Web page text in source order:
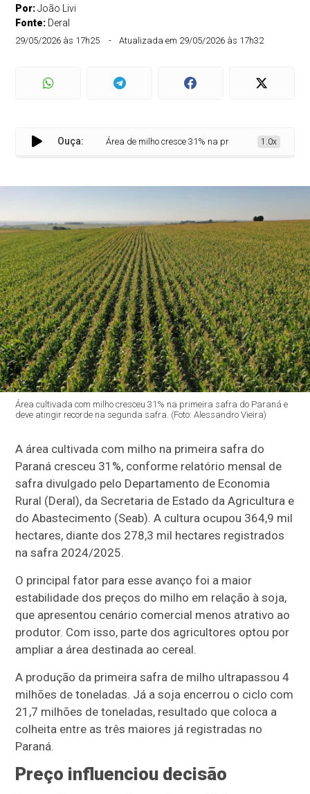
Por:João Livi
Fonte: Deral
29/05/2026 às 17h25 Atualizada em 29/05/2026 às 17h32
Ouça: Área de milho cresce 31% na primeira safra do Paraná
1.0x
Área cultivada com milho cresceu 31% na primeira safra do Paraná e
deve atingir recorde na segunda safra. (Foto: Alessandro Vieira)
A área cultivada com milho na primeira safra do
Paraná cresceu 31%, conforme relatório mensal de
safra divulgado pelo Departamento de Economia
Rural (Deral), da Secretaria de Estado da Agricultura e
do Abastecimento (Seab). A cultura ocupou 364,9 mil
hectares, diante dos 278,3 mil hectares registrados
na safra 2024/2025.
O principal fator para esse avanço foi a maior
estabilidade dos preços do milho em relação à soja,
que apresentou cenário comercial menos atrativo ao
produtor. Com isso, parte dos agricultores optou por
ampliar a área destinada ao cereal.
A produção da primeira safra de milho ultrapassou 4
milhões de toneladas. Já a soja encerrou o ciclo com
21,7 milhões de toneladas, resultado que coloca a
colheita entre as três maiores já registradas no
Paraná.
Preço influenciou decisão